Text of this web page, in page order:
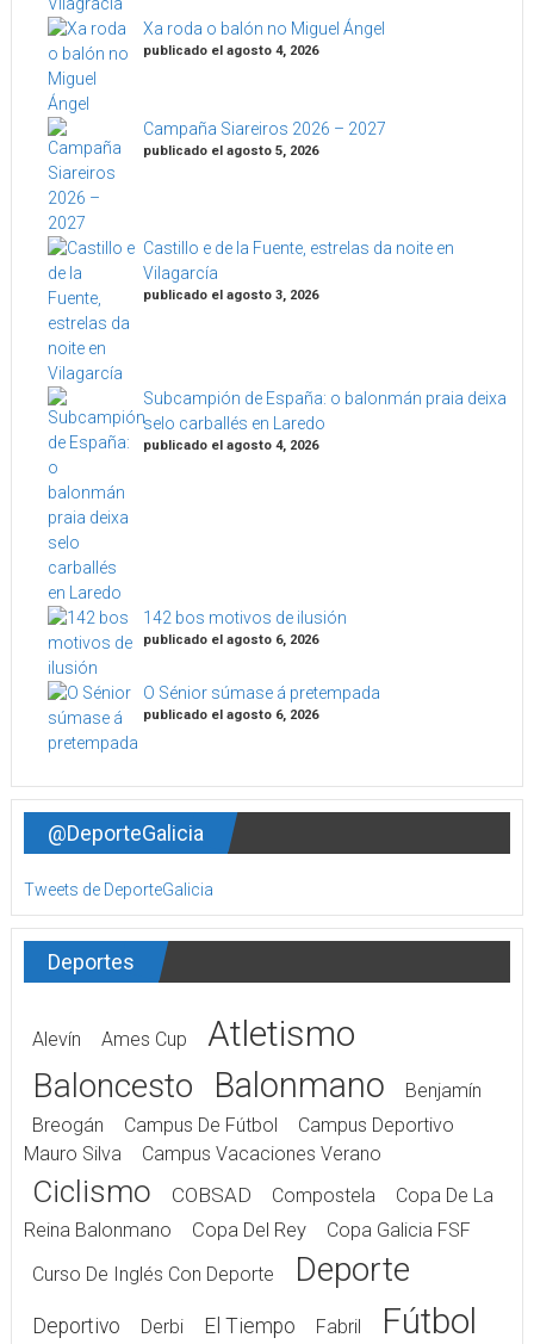
Xa roda o balón no Miguel Ángel
publicado el agosto 4, 2026
Campaña Siareiros 2026 – 2027
publicado el agosto 5, 2026
Castillo e de la Fuente, estrelas da noite en
Vilagarcía
publicado el agosto 3, 2026
Subcampión de España: o balonmán praia deixa
selo carballés en Laredo
publicado el agosto 4, 2026
142 bos motivos de ilusión
publicado el agosto 6, 2026
O Sénior súmase á pretempada
publicado el agosto 6, 2026
@DeporteGalicia
Tweets de DeporteGalicia
Deportes
Alevín Ames Cup Atletismo
Baloncesto Balonmano
Benjamín
Breogán
Campus De Fútbol
Campus Deportivo
Mauro Silva
Campus Vacaciones Verano
Ciclismo COBSAD Compostela
Copa De La
Reina Balonmano
Copa Del Rey
Copa Galicia FSF
Curso De Inglés Con Deporte
Deporte
Deportivo Derbi El Tiempo Fabril Fútbol